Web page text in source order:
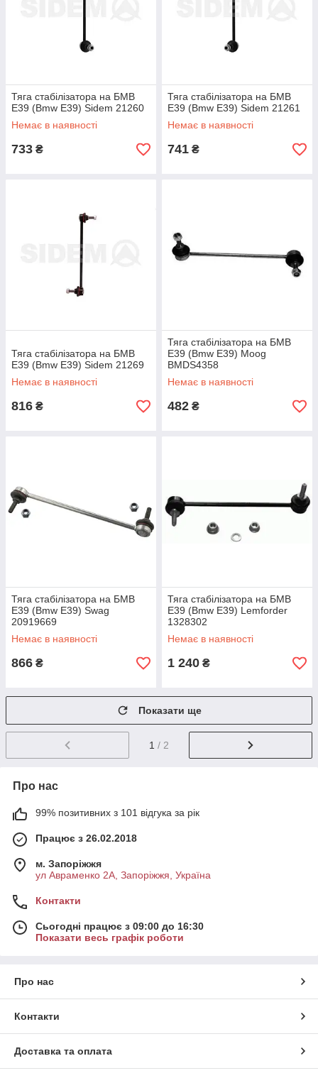
Тяга стабілізатора на БМВ
Е39 (Bmw E39) Sidem 21260
Немає в наявності
733 ₴
Тяга стабілізатора на БМВ
Е39 (Bmw E39) Sidem 21261
Немає в наявності
741 ₴
Тяга стабілізатора на БМВ
Е39 (Bmw E39) Sidem 21269
Немає в наявності
816 ₴
Тяга стабілізатора на БМВ
Е39 (Bmw E39) Moog
BMDS4358
Немає в наявності
482 ₴
Тяга стабілізатора на БМВ
Е39 (Bmw E39) Swag
20919669
Немає в наявності
866 ₴
Тяга стабілізатора на БМВ
Е39 (Bmw E39) Lemforder
1328302
Немає в наявності
1 240 ₴
Показати ще
1 / 2
Про нас
99% позитивних з 101 відгука за рік
Працює з 26.02.2018
м. Запоріжжя
ул Авраменко 2А, Запоріжжя, Україна
Контакти
Сьогодні працює з 09:00 до 16:30
Показати весь графік роботи
Про нас
Контакти
Доставка та оплата